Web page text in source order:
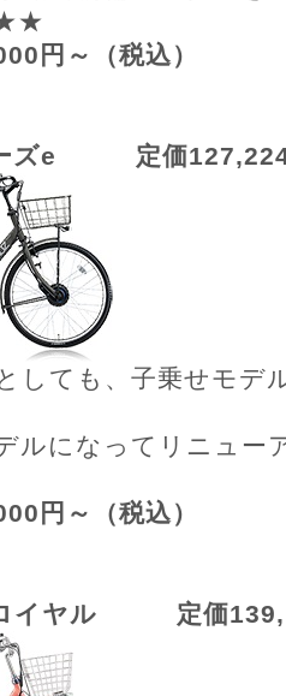
円～（税込）
ズe 定価127,224
しても、子乗せモデ
ルになってリニュー
円～（税込）
イヤル 定価